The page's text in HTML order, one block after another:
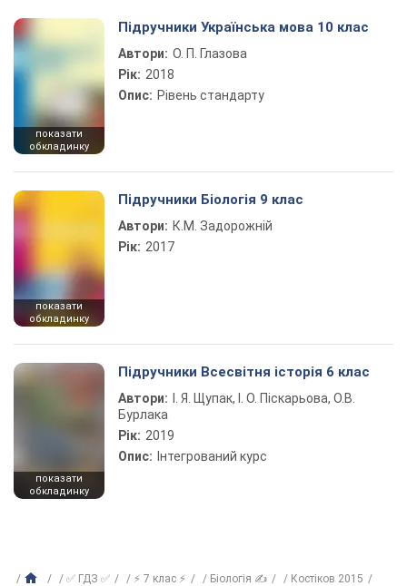
показати
обкладинку
Підручники Українська мова 10 клас
Автори: О. П. Глазова
Рік: 2018
Опис: Рівень стандарту
показати
обкладинку
Підручники Біологія 9 клас
Автори: К.М. Задорожній
Рік: 2017
показати
обкладинку
Підручники Всесвітня історія 6 клас
Автори:
І. Я. Щупак, І. О. Піскарьова, О.В.
Бурлака
Рік: 2019
Опис: Інтегрований курс
✅ ГДЗ ✅ ⚡ 7 клас ⚡ Біологія ✍
Костіков 2015